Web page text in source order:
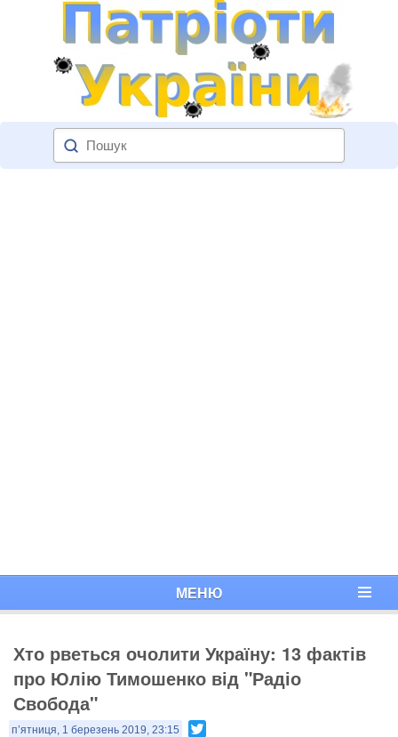
МЕНЮ
Хто рветься очолити Україну: 13 фактів
про Юлію Тимошенко від "Радіо
Свобода"
п’ятниця, 1 березень 2019, 23:15